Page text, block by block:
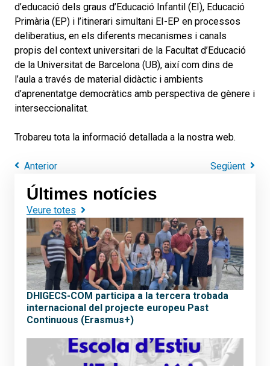
d’educació dels graus d’Educació Infantil (EI), Educació
Primària (EP) i l’itinerari simultani EI-EP en processos
deliberatius, en els diferents mecanismes i canals
propis del context universitari de la Facultat d’Educació
de la Universitat de Barcelona (UB), així com dins de
l’aula a través de material didàctic i ambients
d’aprenentatge democràtics amb perspectiva de gènere i
interseccionalitat.
Trobareu tota la informació detallada a la nostra web.
Anterior Següent
Últimes notícies
Veure totes
DHIGECS-COM participa a la tercera trobada
internacional del projecte europeu Past
Continuous (Erasmus+)